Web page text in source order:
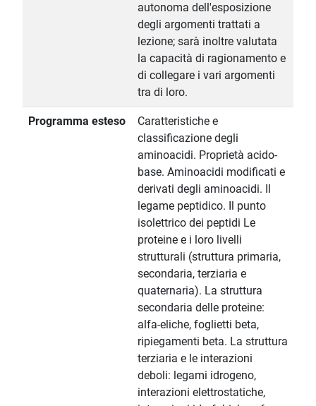
autonoma dell'esposizione
degli argomenti trattati a
lezione; sarà inoltre valutata
la capacità di ragionamento e
di collegare i vari argomenti
tra di loro.
Programma esteso
Caratteristiche e
classificazione degli
aminoacidi. Proprietà acido-
base. Aminoacidi modificati e
derivati degli aminoacidi. Il
legame peptidico. Il punto
isolettrico dei peptidi Le
proteine e i loro livelli
strutturali (struttura primaria,
secondaria, terziaria e
quaternaria). La struttura
secondaria delle proteine:
alfa-eliche, foglietti beta,
ripiegamenti beta. La struttura
terziaria e le interazioni
deboli: legami idrogeno,
interazioni elettrostatiche,